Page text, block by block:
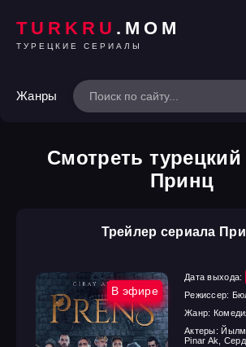
TURKRU .MOM
ТУРЕЦКИЕ СЕРИАЛЫ
Жанры
Смотреть турецкий
Принц
Трейлер сериала
В эфире
Дата выхода:
Режиссер:
Жанр:
Актеры:
Pinar Ak,